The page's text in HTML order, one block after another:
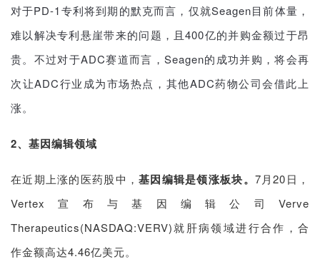
对于PD-1专利将到期的默克而言，仅就Seagen目前体量，
难以解决专利悬崖带来的问题，且400亿的并购金额过于昂
贵。不过对于ADC赛道而言， Seagen的成功并购，将会再
次让ADC行业成为市场热点，其他ADC药物公司会借此上
涨。
2、基因编辑领域
在近期上涨的医药股中，基因编辑是领涨板块。 7月20日，
Vertex宣布与基因编辑公司Verve
Therapeutics(NASDAQ:VERV)就肝病领域进行合作，合
作金额高达4.46亿美元。